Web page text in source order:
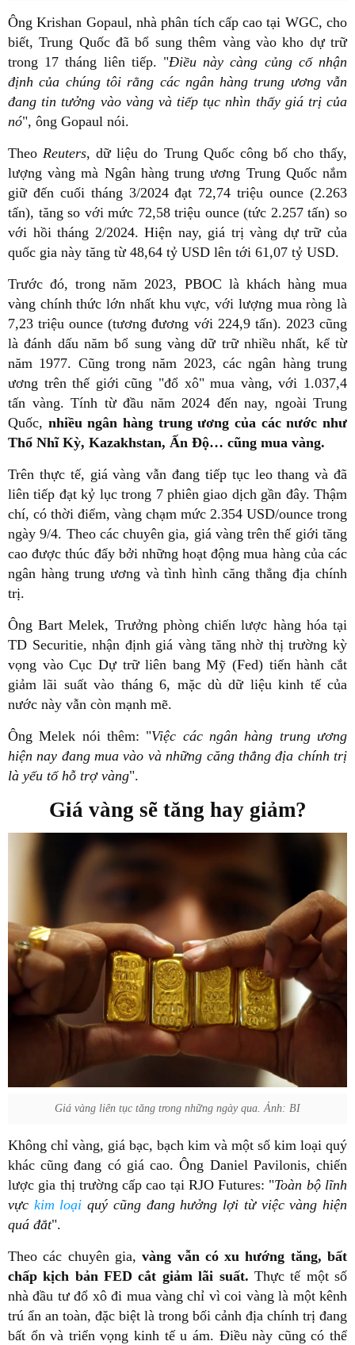
Ông Krishan Gopaul, nhà phân tích cấp cao tại WGC, cho
biết, Trung Quốc đã bổ sung thêm vàng vào kho dự trữ
trong 17 tháng liên tiếp. "Điều này càng củng cố nhận
định của chúng tôi rằng các ngân hàng trung ương vẫn
đang tin tưởng vào vàng và tiếp tục nhìn thấy giá trị của
nó", ông Gopaul nói.
Theo Reuters, dữ liệu do Trung Quốc công bố cho thấy,
lượng vàng mà Ngân hàng trung ương Trung Quốc nắm
giữ đến cuối tháng 3/2024 đạt 72,74 triệu ounce (2.263
tấn), tăng so với mức 72,58 triệu ounce (tức 2.257 tấn) so
với hồi tháng 2/2024. Hiện nay, giá trị vàng dự trữ của
quốc gia này tăng từ 48,64 tỷ USD lên tới 61,07 tỷ USD.
Trước đó, trong năm 2023, PBOC là khách hàng mua
vàng chính thức lớn nhất khu vực, với lượng mua ròng là
7,23 triệu ounce (tương đương với 224,9 tấn). 2023 cũng
là đánh dấu năm bổ sung vàng dữ trữ nhiều nhất, kể từ
năm 1977. Cũng trong năm 2023, các ngân hàng trung
ương trên thế giới cũng "đổ xô" mua vàng, với 1.037,4
tấn vàng. Tính từ đầu năm 2024 đến nay, ngoài Trung
Quốc, nhiều ngân hàng trung ương của các nước như
Thổ Nhĩ Kỳ, Kazakhstan, Ấn Độ… cũng mua vàng.
Trên thực tế, giá vàng vẫn đang tiếp tục leo thang và đã
liên tiếp đạt kỷ lục trong 7 phiên giao dịch gần đây. Thậm
chí, có thời điểm, vàng chạm mức 2.354 USD/ounce trong
ngày 9/4. Theo các chuyên gia, giá vàng trên thế giới tăng
cao được thúc đẩy bởi những hoạt động mua hàng của các
ngân hàng trung ương và tình hình căng thẳng địa chính
trị.
Ông Bart Melek, Trưởng phòng chiến lược hàng hóa tại
TD Securitie, nhận định giá vàng tăng nhờ thị trường kỳ
vọng vào Cục Dự trữ liên bang Mỹ (Fed) tiến hành cắt
giảm lãi suất vào tháng 6, mặc dù dữ liệu kinh tế của
nước này vẫn còn mạnh mẽ.
Ông Melek nói thêm: "Việc các ngân hàng trung ương
hiện nay đang mua vào và những căng thẳng địa chính trị
là yếu tố hỗ trợ vàng".
Giá vàng sẽ tăng hay giảm?
Giá vàng liên tục tăng trong những ngày qua. Ảnh: BI
Không chỉ vàng, giá bạc, bạch kim và một số kim loại quý
khác cũng đang có giá cao. Ông Daniel Pavilonis, chiến
lược gia thị trường cấp cao tại RJO Futures: "Toàn bộ lĩnh
vực kim loại quý cũng đang hưởng lợi từ việc vàng hiện
quá đắt".
Theo các chuyên gia,vàng vẫn có xu hướng tăng, bất
chấp kịch bản FED cắt giảm lãi suất. Thực tế một số
nhà đầu tư đổ xô đi mua vàng chỉ vì coi vàng là một kênh
trú ẩn an toàn, đặc biệt là trong bối cảnh địa chính trị đang
bất ổn và triển vọng kinh tế u ám. Điều này cũng có thể